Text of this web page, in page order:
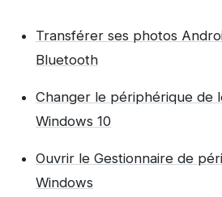
Transférer ses photos
Bluetooth
Changer le périphérique de
Windows 10
Ouvrir le Gestionnaire de
Windows